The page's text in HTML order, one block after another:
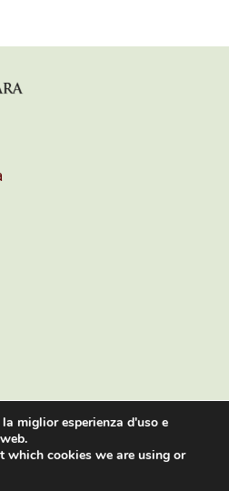
–info@volonte-
miglior esperienza d'uso e
which cookies we are using or